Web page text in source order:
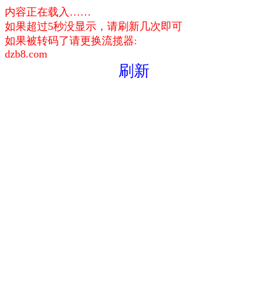
内容正在载入……
如果超过5秒没显示，请刷新几次即可
如果被转码了请更换流揽器:
dzb8.com
刷新